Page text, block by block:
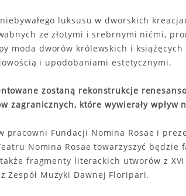
luksusu w dworskich
ze złotymi i srebrnymi nićmi,
moda dworów królewskich i
i upodobaniami estetycznymi.
zostaną rekonstrukcje
zagranicznych, które wywierały
pracowni Fundacji Nomina Rosae i
Nomina Rosae towarzyszyć będzie
fragmenty literackich utworów z
Zespół Muzyki Dawnej Floripari.